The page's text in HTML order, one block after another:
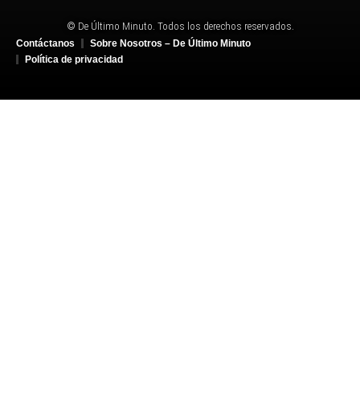
© De Último Minuto. Todos los derechos reservados.
Contáctanos
Sobre Nosotros – De Último Minuto
Política de privacidad